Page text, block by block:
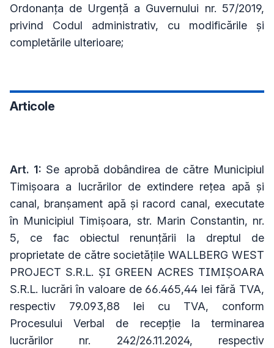
Ordonanţa de Urgenţă a Guvernului nr. 57/2019,
privind Codul administrativ, cu modificările și
completările ulterioare;
Articole
Art. 1: Se aprobă dobândirea de către Municipiul
Timișoara a lucrărilor de extindere rețea apă și
canal, branșament apă și racord canal, executate
în Municipiul Timișoara, str. Marin Constantin, nr.
5, ce fac obiectul renunțării la dreptul de
proprietate de către societățile WALLBERG WEST
PROJECT S.R.L. ȘI GREEN ACRES TIMIȘOARA
S.R.L. lucrări în valoare de 66.465,44 lei fără TVA,
respectiv 79.093,88 lei cu TVA, conform
Procesului Verbal de recepție la terminarea
lucrărilor nr. 242/26.11.2024, respectiv